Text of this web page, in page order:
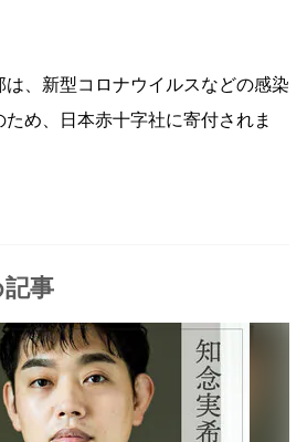
、新型コロナウイルスなどの感染
め、日本赤十字社に寄付されま
事